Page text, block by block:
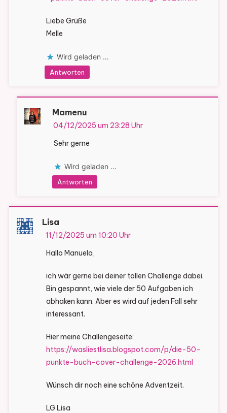
Liebe Grüße
Melle
Wird geladen …
Antworten
Mamenu
04/12/2025 um 23:28 Uhr
Sehr gerne
Wird geladen …
Antworten
Lisa
11/12/2025 um 10:20 Uhr
Hallo Manuela,
ich wär gerne bei deiner tollen Challenge dabei.
Bin gespannt, wie viele der 50 Aufgaben ich
abhaken kann. Aber es wird auf jeden Fall sehr
interessant.
Hier meine Challengeseite:
https://wasliestlisa.blogspot.com/p/die-50-
punkte-buch-cover-challenge-2026.html
Wünsch dir noch eine schöne Adventzeit.
LG Lisa